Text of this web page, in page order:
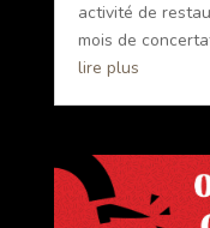
activité de
mois de
lire plus